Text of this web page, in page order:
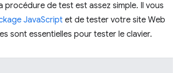
procédure de test est assez simple. Il vous
JavaScriptet de tester votre site Web
sont essentielles pour tester le clavier.